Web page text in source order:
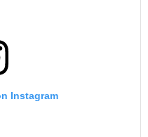
Instagram